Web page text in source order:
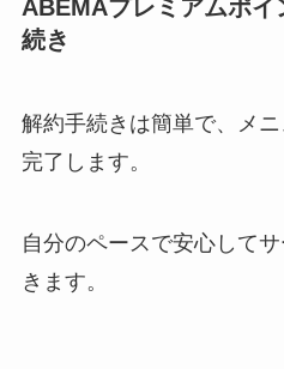
ABEMAプレミアムポイ
続き
解約手続きは簡単で、メ
完了します。
自分のペースで安心して
きます。